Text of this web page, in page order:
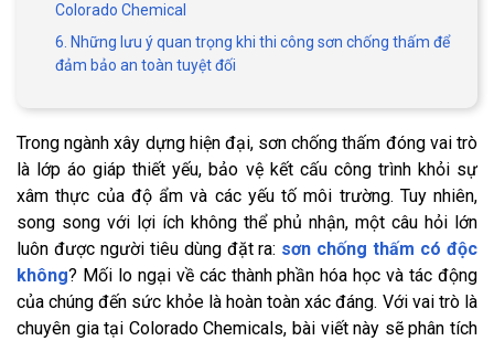
Colorado Chemical
6. Những lưu ý quan trọng khi thi công sơn chống thấm để
đảm bảo an toàn tuyệt đối
Trong ngành xây dựng hiện đại, sơn chống thấm đóng vai trò
là lớp áo giáp thiết yếu, bảo vệ kết cấu công trình khỏi sự
xâm thực của độ ẩm và các yếu tố môi trường. Tuy nhiên,
song song với lợi ích không thể phủ nhận, một câu hỏi lớn
luôn được người tiêu dùng đặt ra: sơn chống thấm có độc
không? Mối lo ngại về các thành phần hóa học và tác động
của chúng đến sức khỏe là hoàn toàn xác đáng. Với vai trò là
chuyên gia tại Colorado Chemicals, bài viết này sẽ phân tích